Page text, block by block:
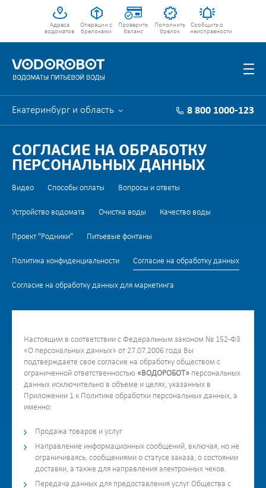
Адреса
водоматов
Операции с
брелоками
Проверить
баланс
Пополнить
брелок
Сообщить о
неисправности
Екатеринбург и область 8 800 1000-123
СОГЛАСИЕ НА ОБРАБОТКУ
ПЕРСОНАЛЬНЫХ ДАННЫХ
Видео Способы оплаты Вопросы и ответы
Устройство водомата Очистка воды Качество воды
Проект "Родники" Питьевые фонтаны
Политика конфиденциальности Согласие на обработку данных
Согласие на обработку данных для маркетинга
Настоящим в соответствии с Федеральным законом № 152-ФЗ
«О персональных данных» от 27.07.2006 года Вы
подтверждаете свое согласие на обработку обществом с
ограниченной ответственностью «ВОДОРОБОТ» персональных
данных исключительно в объеме и целях, указанных в
Приложении 1 к Политике обработки персональных данных, а
именно:
Продажа товаров и услуг
Направление информационных сообщений, включая, но не
ограничиваясь, сообщениями о статусе заказа, о состоянии
доставки, а также для направления электронных чеков.
Передача данных для предоставления услуг Общества с